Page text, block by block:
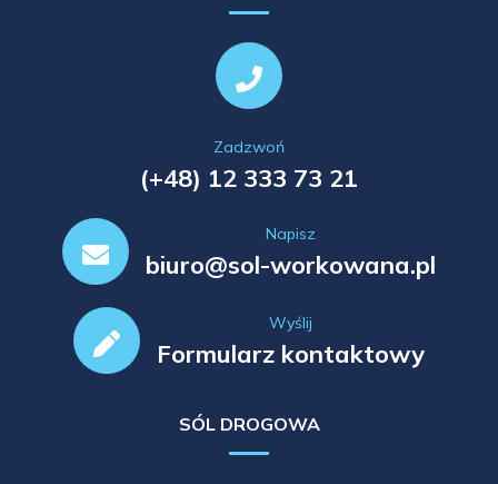
Zadzwoń
(+48) 12 333 73 21
Napisz
biuro@sol-workowana.pl
Wyślij
Formularz kontaktowy
SÓL DROGOWA